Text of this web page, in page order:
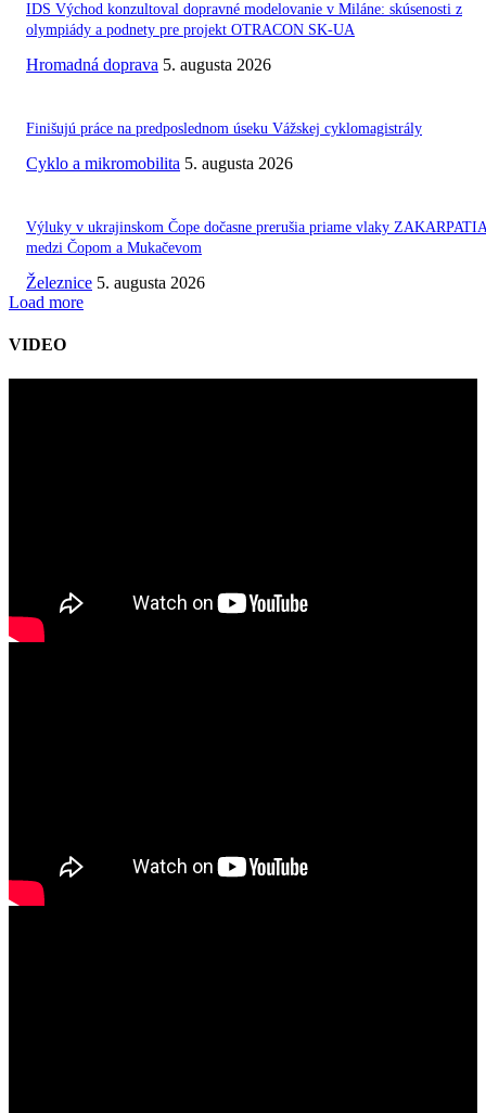
IDS Východ konzultoval dopravné modelovanie v Miláne: skúsenosti z
olympiády a podnety pre projekt OTRACON SK-UA
Hromadná doprava 5. augusta 2026
Finišujú práce na predposlednom úseku Vážskej cyklomagistrály
Cyklo a mikromobilita 5. augusta 2026
Výluky v ukrajinskom Čope dočasne prerušia priame vlaky
medzi Čopom a Mukačevom
Železnice 5. augusta 2026
Load more
VIDEO